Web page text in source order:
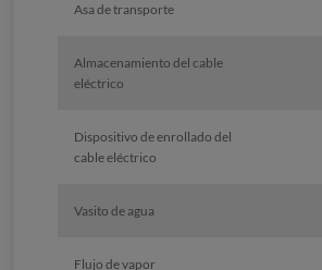
Asa de transporte
Almacenamiento del cable
eléctrico
Dispositivo de enrollado del
cable eléctrico
Vasito de agua
Flujo de vapor